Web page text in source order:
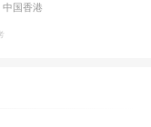
中国香港